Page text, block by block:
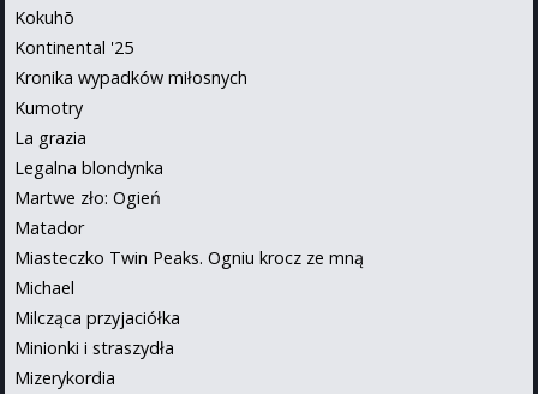
Kokuhō
Kontinental '25
Kronika wypadków miłosnych
Kumotry
La grazia
Legalna blondynka
Martwe zło: Ogień
Matador
Miasteczko Twin Peaks. Ogniu krocz ze mną
Michael
Milcząca przyjaciółka
Minionki i straszydła
Mizerykordia